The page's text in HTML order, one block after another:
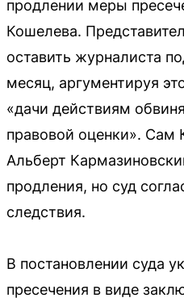
продлении меры
Кошелева.
оставить журналиста
месяц, аргументируя
«дачи действиям
правовой оценки». Сам
Альберт
продления, но суд
следствия.
В постановлении суда
пресечения в виде